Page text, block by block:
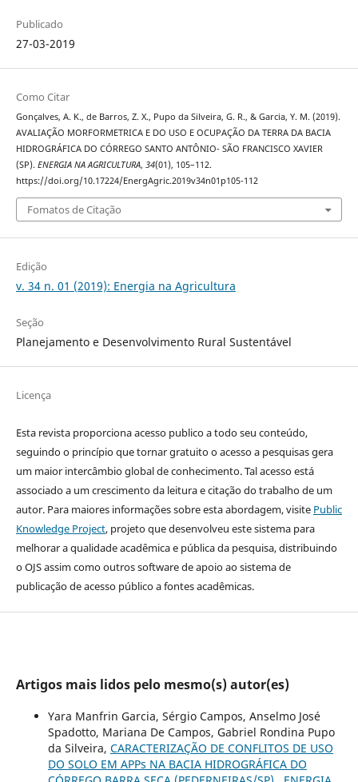
Publicado
27-03-2019
Como Citar
Gonçalves, A. K., de Barros, Z. X., Pupo da Silveira, G. R., & Garcia, Y. M. (2019).
AVALIAÇÃO MORFORMETRICA E DO USO E OCUPAÇÃO DA TERRA DA BACIA
HIDROGRÁFICA DO CÓRREGO SANTO ANTÔNIO- SÃO FRANCISCO XAVIER
(SP). ENERGIA NA AGRICULTURA, 34(01), 105–112.
https://doi.org/10.17224/EnergAgric.2019v34n01p105-112
Fomatos de Citação
Edição
v. 34 n. 01 (2019): Energia na Agricultura
Seção
Planejamento e Desenvolvimento Rural Sustentável
Licença
Esta revista proporciona acesso publico a todo seu conteúdo,
seguindo o princípio que tornar gratuito o acesso a pesquisas gera
um maior intercâmbio global de conhecimento. Tal acesso está
associado a um crescimento da leitura e citação do trabalho de um
autor. Para maiores informações sobre esta abordagem, visite Public
Knowledge Project, projeto que desenvolveu este sistema para
melhorar a qualidade acadêmica e pública da pesquisa, distribuindo
o OJS assim como outros software de apoio ao sistema de
publicação de acesso público a fontes acadêmicas.
Artigos mais lidos pelo mesmo(s) autor(es)
Yara Manfrin Garcia, Sérgio Campos, Anselmo José
Spadotto, Mariana De Campos, Gabriel Rondina Pupo
da Silveira, CARACTERIZAÇÃO DE CONFLITOS DE USO
DO SOLO EM APPs NA BACIA HIDROGRÁFICA DO